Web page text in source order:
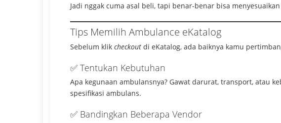
Jadi nggak cuma asal beli, tapi benar-benar bisa
Tips Memilih Ambulance eKatalog
Sebelum klik checkout di eKatalog, ada baiknya kamu
✅ Tentukan Kebutuhan
Apa kegunaan ambulansnya? Gawat darurat, transport, atau
spesifikasi ambulans.
✅ Bandingkan Beberapa Vendor